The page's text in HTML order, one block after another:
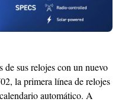
de sus relojes con un nuevo
la primera línea de relojes
automático. A